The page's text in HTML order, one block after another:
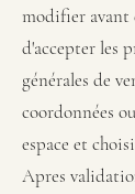
modifier avant
d'accepter les
générales de
coordonnées
espace et
Apres